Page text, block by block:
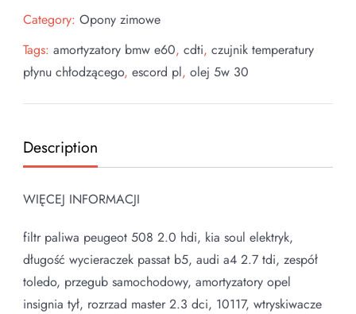
Category: Opony zimowe
Tags: amortyzatory bmw e60, cdti, czujnik temperatury
płynu chłodzącego, escord pl, olej 5w 30
Description
WIĘCEJ INFORMACJI
filtr paliwa peugeot 508 2.0 hdi, kia soul elektryk,
długość wycieraczek passat b5, audi a4 2.7 tdi, zespół
toledo, przegub samochodowy, amortyzatory opel
insignia tył, rozrzad master 2.3 dci, 10117, wtryskiwacze